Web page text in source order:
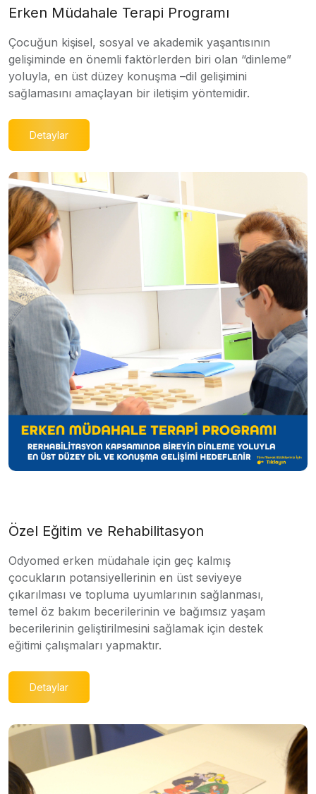
Erken Müdahale Terapi Programı
Çocuğun kişisel, sosyal ve akademik yaşantısının
gelişiminde en önemli faktörlerden biri olan “dinleme”
yoluyla, en üst düzey konuşma –dil gelişimini
sağlamasını amaçlayan bir iletişim yöntemidir.
Detaylar
Özel Eğitim ve Rehabilitasyon
Odyomed erken müdahale için geç kalmış
çocukların potansiyellerinin en üst seviyeye
çıkarılması ve topluma uyumlarının sağlanması,
temel öz bakım becerilerinin ve bağımsız yaşam
becerilerinin geliştirilmesini sağlamak için destek
eğitimi çalışmaları yapmaktır.
Detaylar